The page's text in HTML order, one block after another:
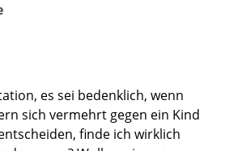
es sei bedenklich, wenn
sich vermehrt gegen ein Kind
finde ich wirklich